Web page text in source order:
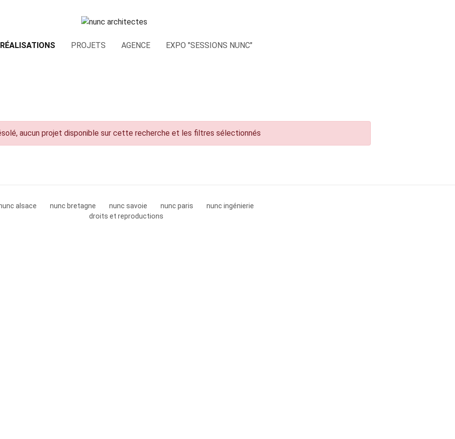
RÉALISATIONS PROJETS AGENCE EXPO "SESSIONS NUNC"
aucun projet disponible sur cette recherche et les filtres sélectionnés
alsace nunc bretagne nunc savoie nunc paris
nunc ingénierie
droits et reproductions